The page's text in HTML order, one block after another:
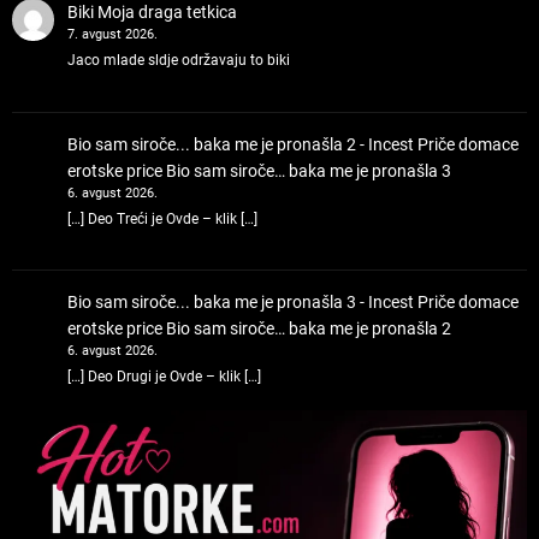
Biki Moja draga tetkica
7. avgust 2026.
Jaco mlade sldje održavaju to biki
Bio sam siroče... baka me je pronašla 2 - Incest Priče domace
erotske price Bio sam siroče… baka me je pronašla 3
6. avgust 2026.
[…] Deo Treći je Ovde – klik […]
Bio sam siroče... baka me je pronašla 3 - Incest Priče domace
erotske price Bio sam siroče… baka me je pronašla 2
6. avgust 2026.
[…] Deo Drugi je Ovde – klik […]